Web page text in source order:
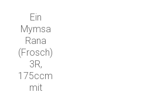
Ein
Mymsa
Rana
(Frosch)
3R,
175ccm
mit